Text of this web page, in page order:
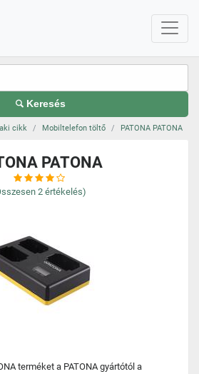
Keresés
cikk Mobiltelefon töltő PATONA PATONA
PATONA
2 értékelés)
terméket a PATONA gyártótól a